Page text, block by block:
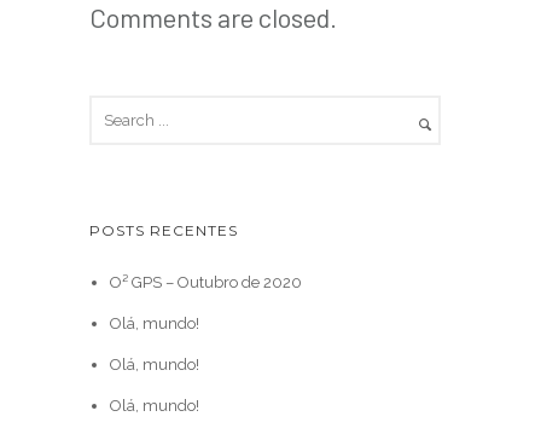
Comments are closed.
POSTS RECENTES
O² GPS – Outubro de 2020
Olá, mundo!
Olá, mundo!
Olá, mundo!